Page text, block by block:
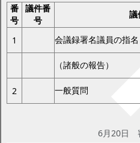
番
号
議件番
号
議
1
会議録署名議員の指名
（諸般の報告）
2 一般質問
6月20日